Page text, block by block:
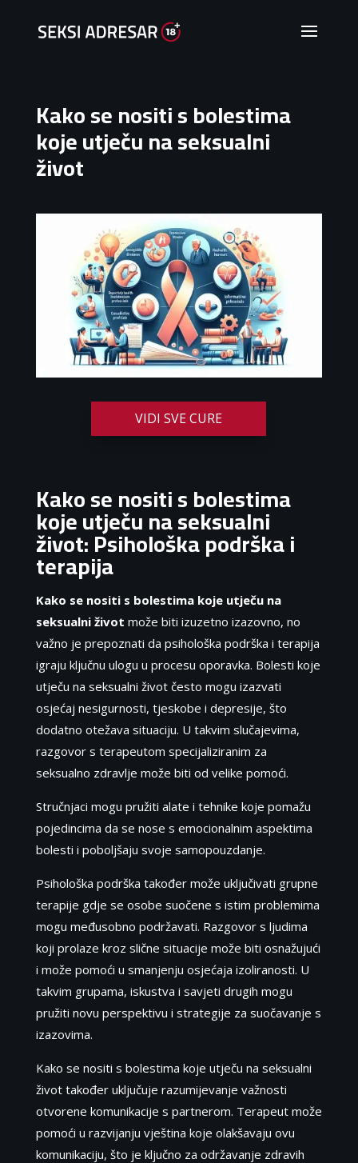
Kako se nositi s bolestima
koje utječu na seksualni
život
VIDI SVE CURE
Kako se nositi s bolestima
koje utječu na seksualni
život: Psihološka podrška i
terapija
Kako se nositi s bolestima koje utječu na
seksualni život može biti izuzetno izazovno, no
važno je prepoznati da psihološka podrška i terapija
igraju ključnu ulogu u procesu oporavka. Bolesti koje
utječu na seksualni život često mogu izazvati
osjećaj nesigurnosti, tjeskobe i depresije, što
dodatno otežava situaciju. U takvim slučajevima,
razgovor s terapeutom specijaliziranim za
seksualno zdravlje može biti od velike pomoći.
Stručnjaci mogu pružiti alate i tehnike koje pomažu
pojedincima da se nose s emocionalnim aspektima
bolesti i poboljšaju svoje samopouzdanje.
Psihološka podrška također može uključivati grupne
terapije gdje se osobe suočene s istim problemima
mogu međusobno podržavati. Razgovor s ljudima
koji prolaze kroz slične situacije može biti osnažujući
i može pomoći u smanjenju osjećaja izoliranosti. U
takvim grupama, iskustva i savjeti drugih mogu
pružiti novu perspektivu i strategije za suočavanje s
izazovima.
Kako se nositi s bolestima koje utječu na seksualni
život također uključuje razumijevanje važnosti
otvorene komunikacije s partnerom. Terapeut može
pomoći u razvijanju vještina koje olakšavaju ovu
komunikaciju, što je ključno za održavanje zdravih